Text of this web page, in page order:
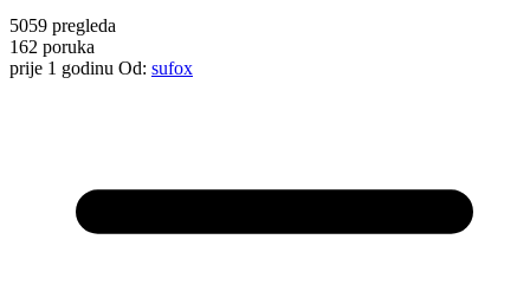
5059 pregleda
162 poruka
prije 1 godinu Od: sufox